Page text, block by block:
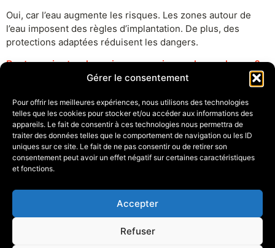
Gérer le consentement
Pour offrir les meilleures expériences, nous utilisons des technologies
telles que les cookies pour stocker et/ou accéder aux informations des
appareils. Le fait de consentir à ces technologies nous permettra de
traiter des données telles que le comportement de navigation ou les ID
uniques sur ce site. Le fait de ne pas consentir ou de retirer son
consentement peut avoir un effet négatif sur certaines caractéristiques
et fonctions.
Accepter
Refuser
Oui, car l’eau augmente les risques. Les zones autour de
l’eau imposent des règles d’implantation. De plus, des
protections adaptées réduisent les dangers.
Peut-on ajouter des prises sans risquer la surcharge ?
Oui, si on respecte la capacité des circuits et la répartition
au tableau. Sinon, le circuit chauffe et disjoncte. Un ajout
bien dimensionné sécurise et améliore le confort.
A voir aussi
1, Impasse du Cressant – 56230 QUESTEMBERT